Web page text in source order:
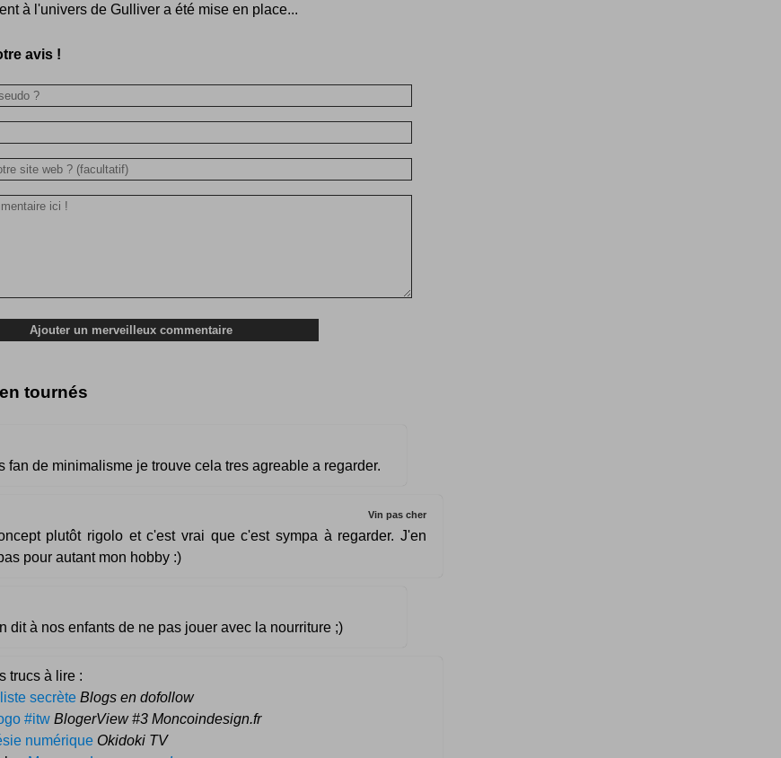
à l'univers de Gulliver a été mise en place...
avis !
tournés
fan de minimalisme je trouve cela tres agreable a regarder.
Vin pas cher
plutôt rigolo et c'est vrai que c'est sympa à regarder. J'en
pour autant mon hobby :)
dit à nos enfants de ne pas jouer avec la nourriture ;)
trucs à lire :
secrète Blogs en dofollow
#itw BlogerView #3 Moncoindesign.fr
numérique Okidoki TV